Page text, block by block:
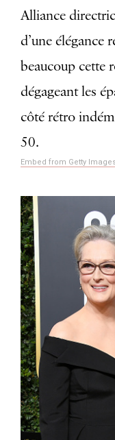
Alliance
d’une élégance
beaucoup cette
dégageant les
côté rétro
50.
Embed from Getty Images